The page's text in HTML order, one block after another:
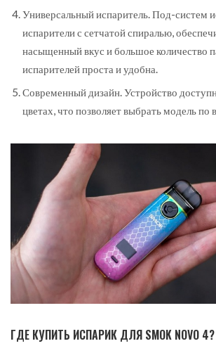
Универсальный испаритель. Под-систем
испарители с сетчатой спиралью,
насыщенный вкус и большое количество
испарителей проста и удобна.
Современный дизайн. Устройство
цветах, что позволяет выбрать модель по
ГДЕ КУПИТЬ ИСПАРИК ДЛЯ SMOK NOVO 4?